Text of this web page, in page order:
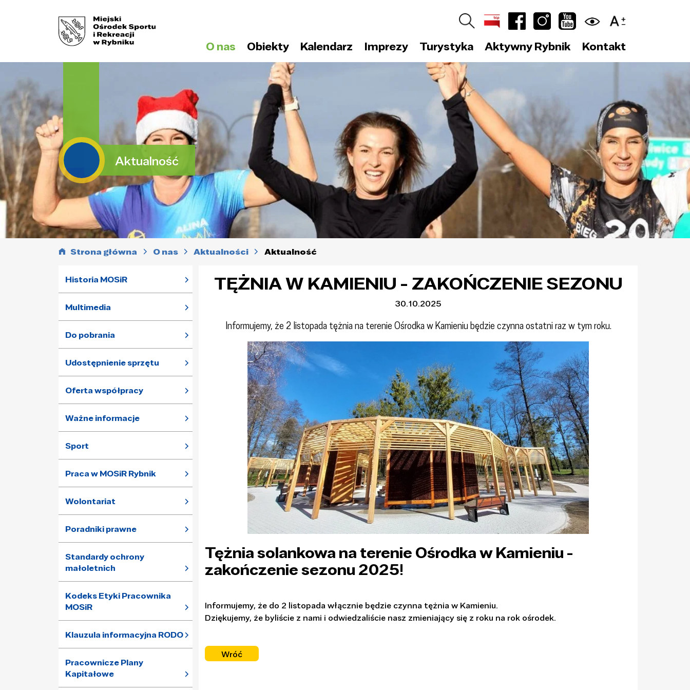
O nas Obiekty Kalendarz Imprezy Turystyka Aktywny Rybnik Kontakt
Aktualność
Strona główna O nas Aktualności Aktualność
Historia MOSiR
Multimedia
Do pobrania
Udostępnienie sprzętu
Oferta współpracy
Ważne informacje
Sport
Praca w MOSiR Rybnik
Wolontariat
Poradniki prawne
Standardy ochrony
małoletnich
Kodeks Etyki Pracownika
MOSiR
Klauzula informacyjna RODO
Pracownicze Plany
Kapitałowe
TĘŻNIA W KAMIENIU - ZAKOŃCZENIE SEZONU
30.10.2025
Informujemy, że 2 listopada tężnia na terenie Ośrodka w Kamieniu będzie czynna ostatni raz w tym roku.
Tężnia solankowa na terenie Ośrodka w Kamieniu -
zakończenie sezonu 2025!
Informujemy, że do 2 listopada włącznie będzie czynna tężnia w Kamieniu.
Dziękujemy, że byliście z nami i odwiedzaliście nasz zmieniający się z roku na rok ośrodek.
Wróć